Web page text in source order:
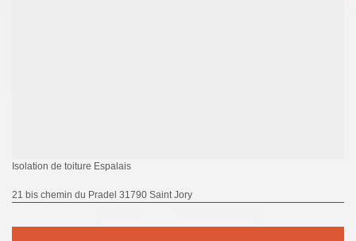
Isolation de toiture Espalais
21 bis chemin du Pradel 31790 Saint Jory